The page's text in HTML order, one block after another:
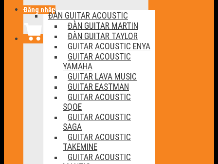
Đăng nhập
ĐÀN GUITAR ACOUSTIC
ĐÀN GUITAR MARTIN
ĐÀN GUITAR TAYLOR
GUITAR ACOUSTIC ENYA
GUITAR ACOUSTIC
YAMAHA
GUITAR LAVA MUSIC
GUITAR EASTMAN
GUITAR ACOUSTIC
SQOE
GUITAR ACOUSTIC
SAGA
GUITAR ACOUSTIC
TAKEMINE
GUITAR ACOUSTIC